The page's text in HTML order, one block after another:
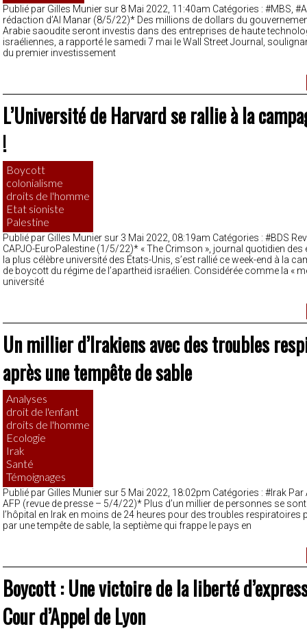
Publié par Gilles Munier sur 8 Mai 2022, 11:40am Catégories : #MBS,
rédaction d’Al Manar (8/5/22)* Des millions de dollars du
Arabie saoudite seront investis dans des entreprises de haute
israéliennes, a rapporté le samedi 7 mai le Wall Street Journal,
du premier investissement
L’Université de Harvard se rallie à la
!
Boycott
colonialisme
droits de l'homme
Etat sioniste
Palestine
Publié par Gilles Munier sur 3 Mai 2022, 08:19am Catégories : #BDS
CAPJO-EuroPalestine (1/5/22)* « The Crimson », journal quotidien des
la plus célèbre université des États-Unis, s’est rallié ce week-end à la
de boycott du régime de l’apartheid israélien. Considérée comme la «
université
Un millier d’Irakiens avec des troubles
après une tempête de sable
Analyses
droit de l'enfant
droits de l'homme
Ecologie
Irak
Santé
Témoignages
Publié par Gilles Munier sur 5 Mai 2022, 18:02pm Catégories : #Irak Par
AFP (revue de presse – 5/4/22)* Plus d’un millier de personnes se
l’hôpital en Irak en moins de 24 heures pour des troubles respiratoires
par une tempête de sable, la septième qui frappe le pays en
Boycott : Une victoire de la liberté
Cour d’Appel de Lyon